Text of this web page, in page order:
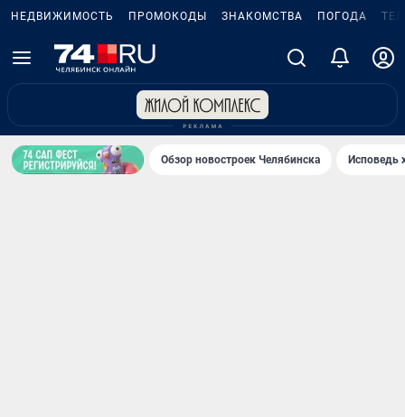
НЕДВИЖИМОСТЬ ПРОМОКОДЫ ЗНАКОМСТВА ПОГОДА
Обзор новостроек Челябинска Исповедь